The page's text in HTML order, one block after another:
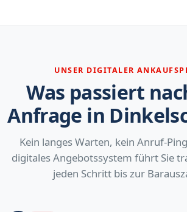
UNSER DIGITALER
Was passiert
Anfrage in
Kein langes Warten, kein Anruf-
digitales Angebotssystem führt Sie
jeden Schritt bis zur